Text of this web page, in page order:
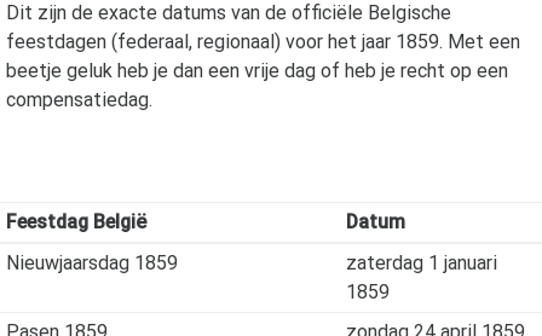
Dit zijn de exacte datums van de officiële Belgische
feestdagen (federaal, regionaal) voor het jaar 1859. Met een
beetje geluk heb je dan een vrije dag of heb je recht op een
compensatiedag.
Feestdag België
Datum
Nieuwjaarsdag 1859
zaterdag 1 januari
1859